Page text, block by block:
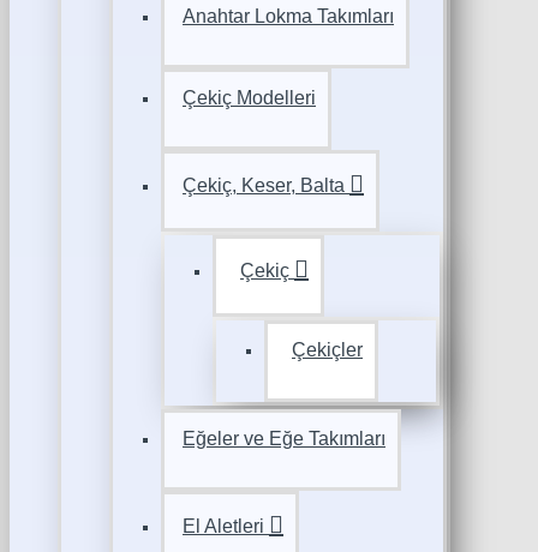
Anahtar Lokma Takımları
Çekiç Modelleri
Çekiç, Keser, Balta
Çekiç
Çekiçler
Eğeler ve Eğe Takımları
El Aletleri